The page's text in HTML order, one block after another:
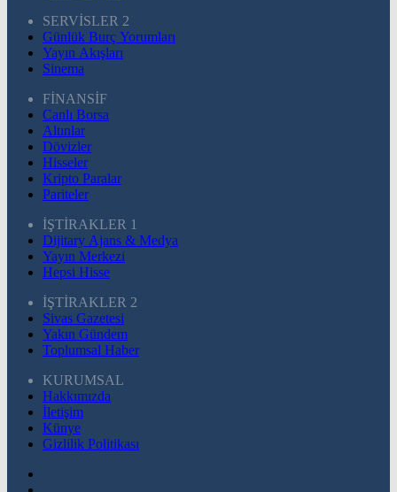
SERVİSLER 2
Günlük Burç Yorumları
Yayın Akışları
Sinema
FİNANSİF
Canlı Borsa
Altınlar
Dövizler
Hisseler
Kripto Paralar
Pariteler
İŞTİRAKLER 1
Dijitary Ajans & Medya
Yayın Merkezi
Hepsi Hisse
İŞTİRAKLER 2
Sivas Gazetesi
Yakın Gündem
Toplumsal Haber
KURUMSAL
Hakkımızda
İletişim
Künye
Gizlilik Politikası